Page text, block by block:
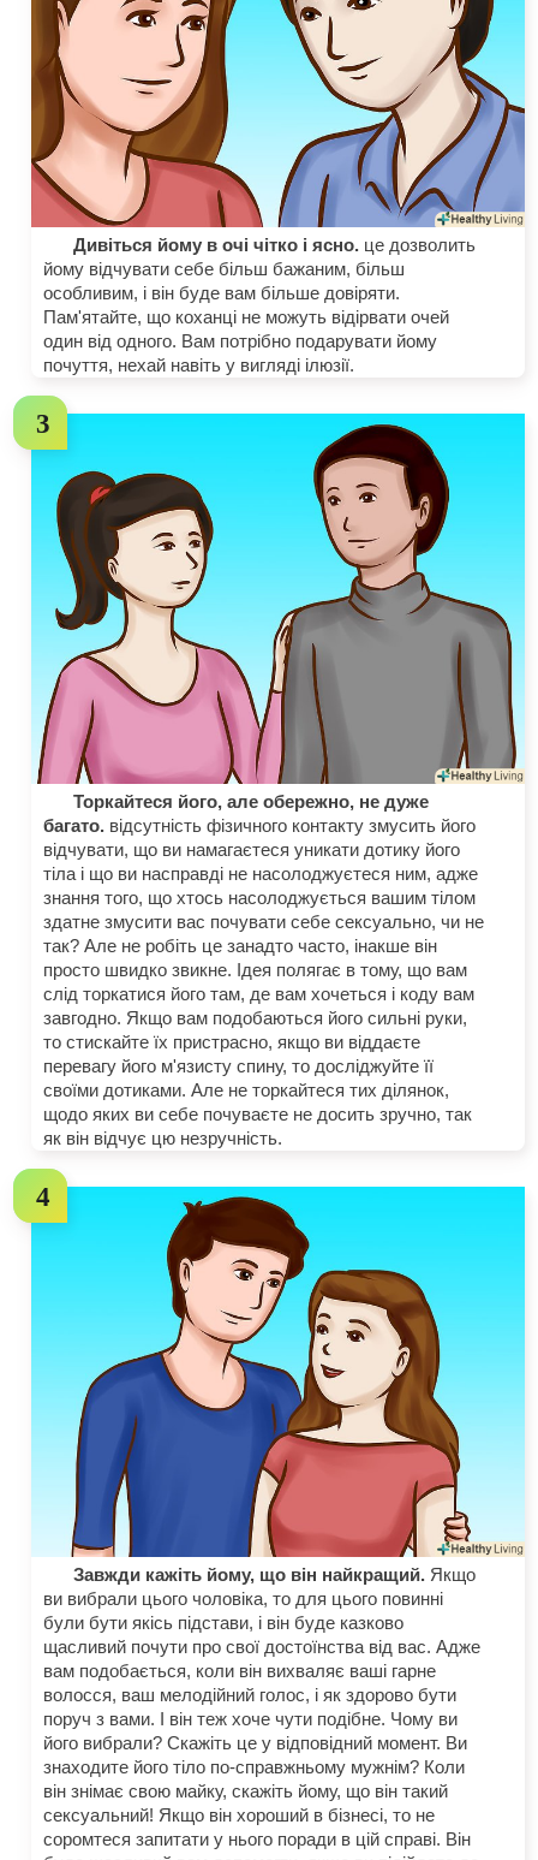
Дивіться йому в очі чітко і ясно. це дозволить
йому відчувати себе більш бажаним, більш
особливим, і він буде вам більше довіряти.
Пам'ятайте, що коханці не можуть відірвати очей
один від одного. Вам потрібно подарувати йому
почуття, нехай навіть у вигляді ілюзії.
Торкайтеся його, але обережно, не дуже
багато. відсутність фізичного контакту змусить його
відчувати, що ви намагаєтеся уникати дотику його
тіла і що ви насправді не насолоджуєтеся ним, адже
знання того, що хтось насолоджується вашим тілом
здатне змусити вас почувати себе сексуально, чи не
так? Але не робіть це занадто часто, інакше він
просто швидко звикне. Ідея полягає в тому, що вам
слід торкатися його там, де вам хочеться і коду вам
завгодно. Якщо вам подобаються його сильні руки,
то стискайте їх пристрасно, якщо ви віддаєте
перевагу його м'язисту спину, то досліджуйте її
своїми дотиками. Але не торкайтеся тих ділянок,
щодо яких ви себе почуваєте не досить зручно, так
як він відчує цю незручність.
Завжди кажіть йому, що він найкращий. Якщо
ви вибрали цього чоловіка, то для цього повинні
були бути якісь підстави, і він буде казково
щасливий почути про свої достоїнства від вас. Адже
вам подобається, коли він вихваляє ваші гарне
волосся, ваш мелодійний голос, і як здорово бути
поруч з вами. І він теж хоче чути подібне. Чому ви
його вибрали? Скажіть це у відповідний момент. Ви
знаходите його тіло по-справжньому мужнім? Коли
він знімає свою майку, скажіть йому, що він такий
сексуальний! Якщо він хороший в бізнесі, то не
соромтеся запитати у нього поради в цій справі. Він